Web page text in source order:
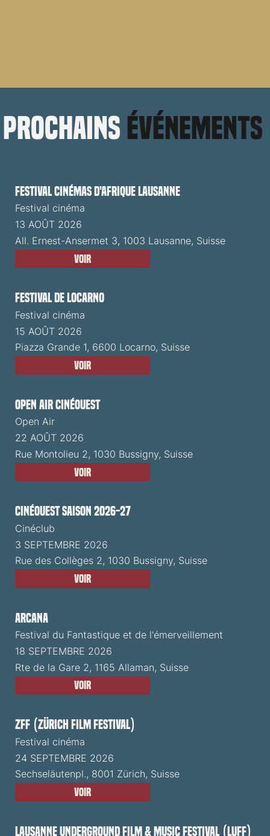
prochains événements
Festival cinémas d'Afrique Lausanne
Festival cinéma
13 AOÛT 2026
All. Ernest-Ansermet 3, 1003 Lausanne, Suisse
Voir
Festival de Locarno
Festival cinéma
15 AOÛT 2026
Piazza Grande 1, 6600 Locarno, Suisse
Voir
Open Air CinéOuest
Open Air
22 AOÛT 2026
Rue Montolieu 2, 1030 Bussigny, Suisse
Voir
CinéOuest Saison 2026-27
Cinéclub
3 SEPTEMBRE 2026
Rue des Collèges 2, 1030 Bussigny, Suisse
Voir
ARCANA
Festival du Fantastique et de l'émerveillement
18 SEPTEMBRE 2026
Rte de la Gare 2, 1165 Allaman, Suisse
Voir
ZFF (Zürich Film Festival)
Festival cinéma
24 SEPTEMBRE 2026
Sechseläutenpl., 8001 Zürich, Suisse
Voir
Lausanne Underground Film & Music Festival (LUFF)